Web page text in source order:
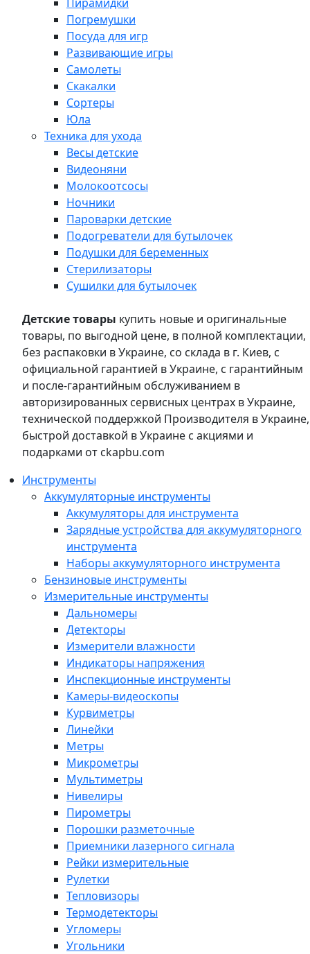
Погремушки
Посуда для игр
Развивающие игры
Самолеты
Скакалки
Сортеры
Юла
Техника для ухода
Весы детские
Видеоняни
Молокоотсосы
Ночники
Пароварки детские
Подогреватели для бутылочек
Подушки для беременных
Стерилизаторы
Сушилки для бутылочек
Детские товары купить новые и оригинальные
товары, по выгодной цене, в полной комплектации,
без распаковки в Украине, со склада в г. Киев, с
официальной гарантией в Украине, с гарантийным
и после-гарантийным обслуживанием в
авторизированных сервисных центрах в Украине,
технической поддержкой Производителя в Украине,
быстрой доставкой в Украине с акциями и
подарками от ckapbu.com
Инструменты
Аккумуляторные инструменты
Аккумуляторы для инструмента
Зарядные устройства для аккумуляторного
инструмента
Наборы аккумуляторного инструмента
Бензиновые инструменты
Измерительные инструменты
Дальномеры
Детекторы
Измерители влажности
Индикаторы напряжения
Инспекционные инструменты
Камеры-видеоскопы
Курвиметры
Линейки
Метры
Микрометры
Мультиметры
Нивелиры
Пирометры
Порошки разметочные
Приемники лазерного сигнала
Рейки измерительные
Рулетки
Тепловизоры
Термодетекторы
Угломеры
Угольники